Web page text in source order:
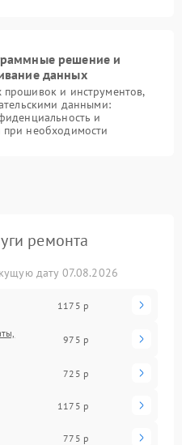
решение и
данных
и инструментов,
данными:
и
необходимости
ремонта
дату 07.08.2026
1175 р
975 р
725 р
1175 р
775 р